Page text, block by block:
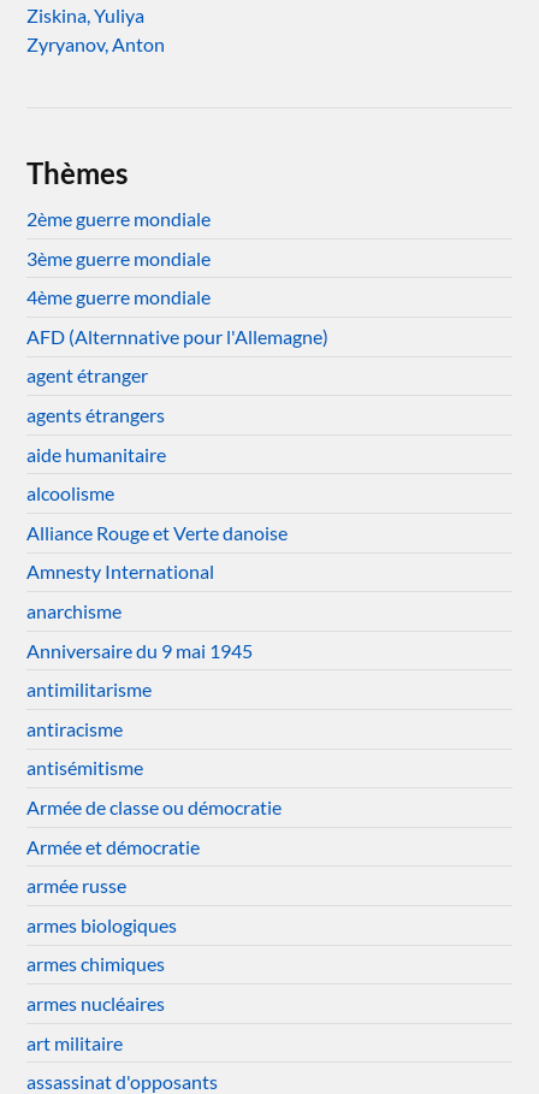
Ziskina, Yuliya
Zyryanov, Anton
Thèmes
2ème guerre mondiale
3ème guerre mondiale
4ème guerre mondiale
AFD (Alternnative pour l'Allemagne)
agent étranger
agents étrangers
aide humanitaire
alcoolisme
Alliance Rouge et Verte danoise
Amnesty International
anarchisme
Anniversaire du 9 mai 1945
antimilitarisme
antiracisme
antisémitisme
Armée de classe ou démocratie
Armée et démocratie
armée russe
armes biologiques
armes chimiques
armes nucléaires
art militaire
assassinat d'opposants